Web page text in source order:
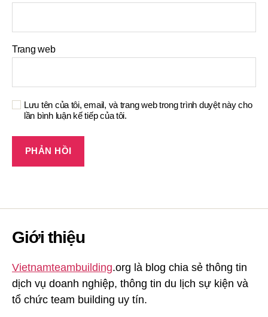
Trang web
Lưu tên của tôi, email, và trang web trong trình duyệt này cho
lần bình luận kế tiếp của tôi.
Giới thiệu
Vietnamteambuilding.org là blog chia sẻ thông tin
dịch vụ doanh nghiệp, thông tin du lịch sự kiện và
tổ chức team building uy tín.